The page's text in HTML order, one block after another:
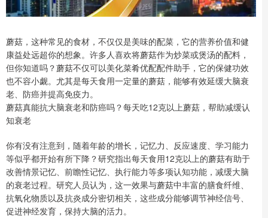
蘑菇，这种常见的食材，不仅仅是美味的配菜，它的营养价值和健
康益处远超你的想象。许多人喜欢将蘑菇作为炒菜或煲汤的配料，
但你知道吗？蘑菇不仅可以美化菜肴优配配件助手，它的保健功效
也不容小觑。尤其是每天食用一定量的蘑菇，能够有效延缓大脑衰
老、防癌并提高免疫力。
蘑菇真能抗大脑衰老和防癌吗？每天吃12克以上蘑菇，帮助减缓认
知衰老
你有没有注意到，随着年龄的增长，记忆力、反应速度、学习能力
等似乎都开始有所下降？研究指出每天食用12克以上的蘑菇有助于
改善情景记忆、前瞻性记忆、执行能力等多项认知功能，减缓大脑
的衰老过程。研究人员认为，这一效果与蘑菇中丰富的膳食纤维、
抗氧化物质以及抗炎成分密切相关，这些成分能够调节神经信号、
促进神经发育，保持大脑的活力。